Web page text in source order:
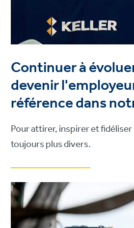
Continuer à
devenir
référence dans
Pour attirer, inspirer et
toujours plus divers.